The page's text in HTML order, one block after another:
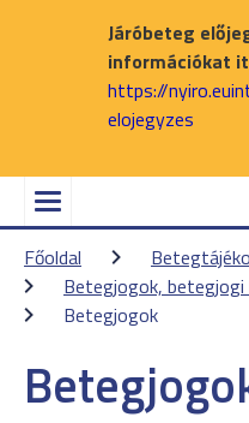
Járóbeteg
információkat
https://
elojegyzes
Főoldal
Betegjogok, betegjogi
Betegjogok